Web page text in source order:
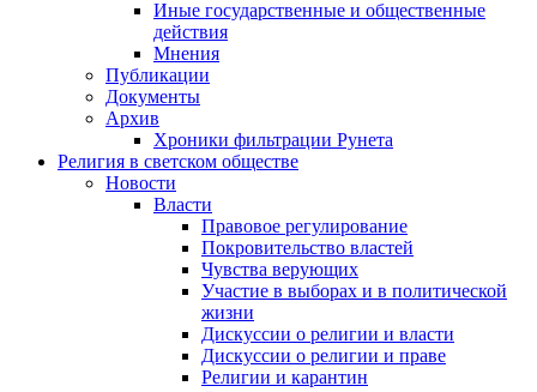
Иные государственные и общественные
действия
Мнения
Публикации
Документы
Архив
Хроники фильтрации Рунета
Религия в светском обществе
Новости
Власти
Правовое регулирование
Покровительство властей
Чувства верующих
Участие в выборах и в политической
жизни
Дискуссии о религии и власти
Дискуссии о религии и праве
Религии и карантин